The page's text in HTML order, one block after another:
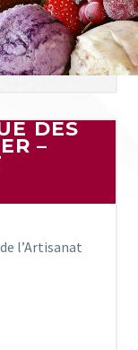
DES
–
l’Artisanat